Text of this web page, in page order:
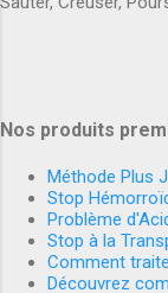
Nos produits
Méthode Plus
Stop
Problème
Stop à la
Comment
Découvrez